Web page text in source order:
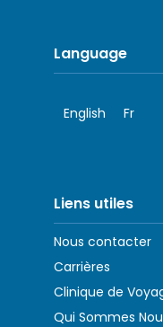
Language
English Fr
Liens utiles
Nous contacter
Carrières
Clinique de
Qui Sommes